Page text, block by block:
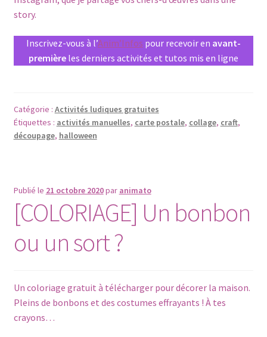
story.
Inscrivez-vous à l’Anim’Infos pour recevoir en avant-
première les derniers activités et tutos mis en ligne
Catégorie : Activités ludiques gratuites
Étiquettes : activités manuelles, carte postale, collage, craft,
découpage, halloween
Publié le 21 octobre 2020par animato
[COLORIAGE] Un bonbon
ou un sort ?
Un coloriage gratuit à télécharger pour décorer la maison.
Pleins de bonbons et des costumes effrayants ! À tes
crayons…